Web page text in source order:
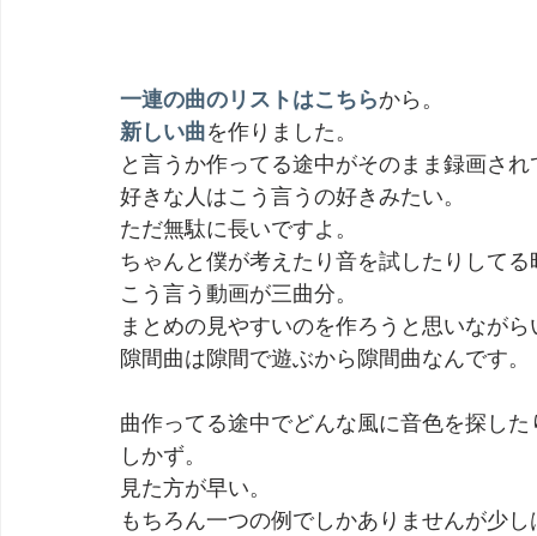
一連の曲のリストはこちらから。
新しい曲を作りました。
と言うか作ってる途中がそのまま録画さ
好きな人はこう言うの好きみたい。
ただ無駄に長いですよ。
ちゃんと僕が考えたり音を試したりして
こう言う動画が三曲分。
まとめの見やすいのを作ろうと思いなが
隙間曲は隙間で遊ぶから隙間曲なんです。
曲作ってる途中でどんな風に音色を探し
しかず。
見た方が早い。
もちろん一つの例でしかありませんが少